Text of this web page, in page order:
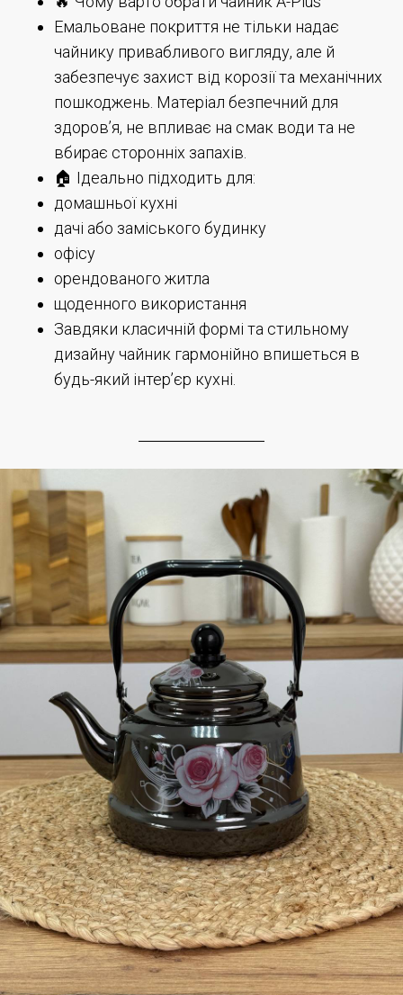
Емальоване покриття не тільки надає
чайнику привабливого вигляду, але й
забезпечує захист від корозії та механічних
пошкоджень. Матеріал безпечний для
здоров’я, не впливає на смак води та не
вбирає сторонніх запахів.
🏠 Ідеально підходить для:
домашньої кухні
дачі або заміського будинку
офісу
орендованого житла
щоденного використання
Завдяки класичній формі та стильному
дизайну чайник гармонійно впишеться в
будь-який інтер’єр кухні.